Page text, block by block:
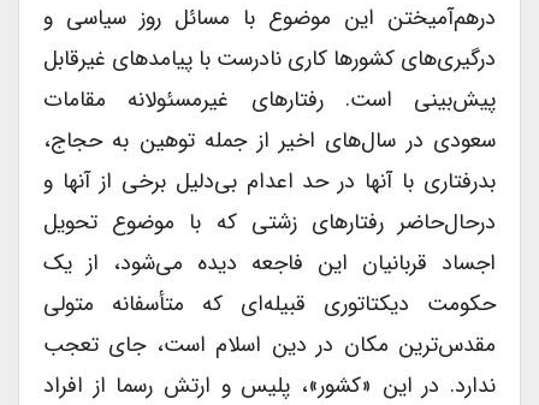
درهم‌آمیختن این موضوع با مسائل روز سیاسی و
درگیری‌های کشورها کاری نادرست با پیامدهای غیرقابل
پیش‌بینی است. رفتارهای غیرمسئولانه مقامات
سعودی در سال‌های اخیر از جمله توهین به حجاج،
بدرفتاری با آنها در حد اعدام بی‌دلیل برخی از آنها و
درحال‌حاضر رفتارهای زشتی که با موضوع تحویل
اجساد قربانیان این فاجعه دیده می‌شود، از یک
حکومت دیکتاتوری قبیله‌ای که متأسفانه متولی
مقدس‌ترین مکان در دین اسلام است، جای تعجب
ندارد. در این «کشور»، پلیس و ارتش رسما از افراد